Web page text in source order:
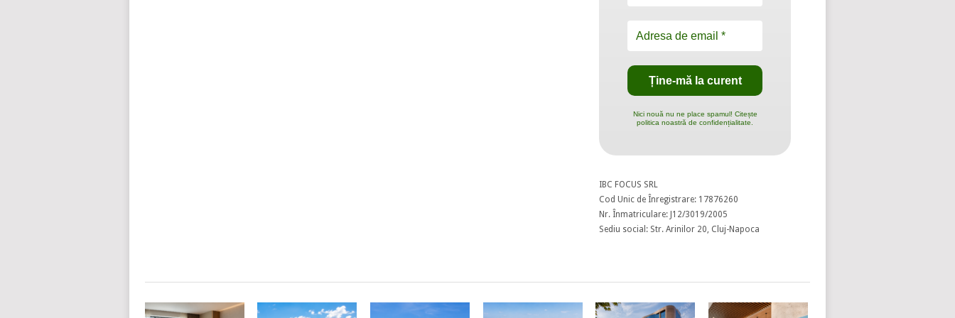
Nici nouă nu ne place spamul! Citește
politica noastră de confidențialitate.
IBC FOCUS SRL
Cod Unic de Înregistrare: 17876260
Nr. Înmatriculare: J12/3019/2005
Sediu social: Str. Arinilor 20, Cluj-Napoca